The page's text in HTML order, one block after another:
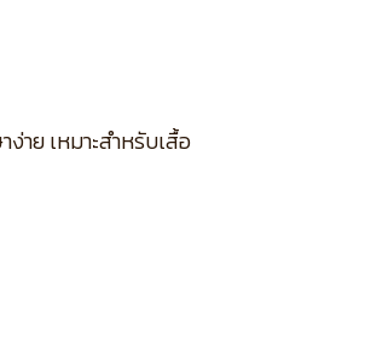
าย เหมาะสำหรับเสื้อ